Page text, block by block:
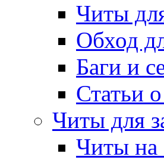
Читы
Обход
Баги и
Статьи
Читы для
Читы на